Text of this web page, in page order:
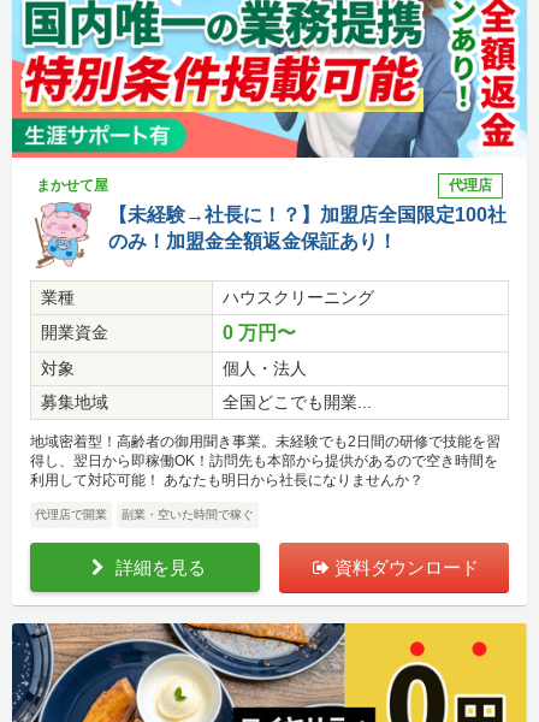
まかせて屋 代理店
【未経験→社長に！？】加盟店全国限定100社
のみ！加盟金全額返金保証あり！
業種
ハウスクリーニング
開業資金
0 万円〜
対象
個人・法人
募集地域
全国どこでも開業...
地域密着型！高齢者の御用聞き事業。未経験でも2日間の研修で技能を習
得し、翌日から即稼働OK！訪問先も本部から提供があるので空き時間を
利用して対応可能！ あなたも明日から社長になりませんか？
代理店で開業 副業・空いた時間で稼ぐ
詳細を見る 資料ダウンロード